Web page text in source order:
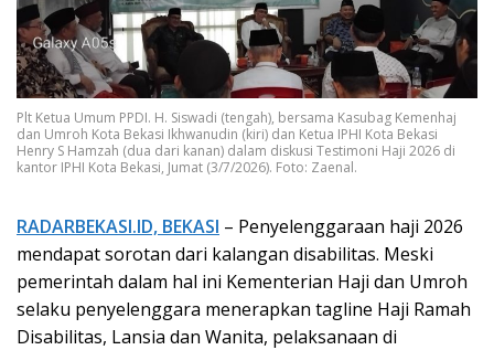
Plt Ketua Umum PPDI. H. Siswadi (tengah), bersama Kasubag Kemenhaj
dan Umroh Kota Bekasi Ikhwanudin (kiri) dan Ketua IPHI Kota Bekasi
Henry S Hamzah (dua dari kanan) dalam diskusi Testimoni Haji 2026 di
kantor IPHI Kota Bekasi, Jumat (3/7/2026). Foto: Zaenal.
RADARBEKASI.ID, BEKASI – Penyelenggaraan haji 2026
mendapat sorotan dari kalangan disabilitas. Meski
pemerintah dalam hal ini Kementerian Haji dan Umroh
selaku penyelenggara menerapkan tagline Haji Ramah
Disabilitas, Lansia dan Wanita, pelaksanaan di